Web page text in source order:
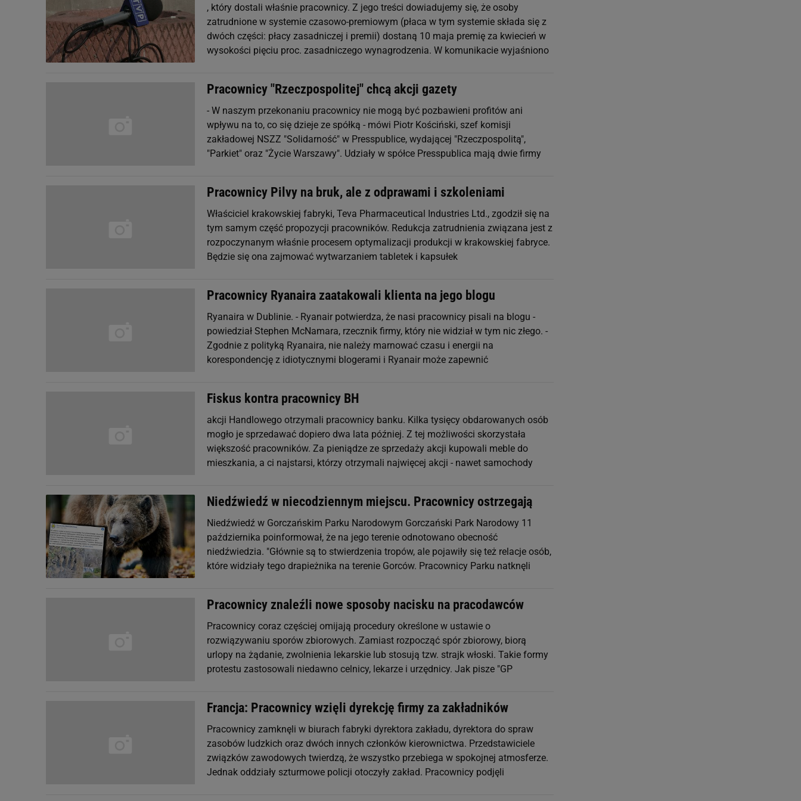
, który dostali właśnie pracownicy. Z jego treści dowiadujemy się, że osoby
zatrudnione w systemie czasowo-premiowym (płaca w tym systemie składa się z
dwóch części: płacy zasadniczej i premii) dostaną 10 maja premię za kwiecień w
wysokości pięciu proc. zasadniczego wynagrodzenia. W komunikacie wyjaśniono
Pracownicy "Rzeczpospolitej" chcą akcji gazety
- W naszym przekonaniu pracownicy nie mogą być pozbawieni profitów ani
wpływu na to, co się dzieje ze spółką - mówi Piotr Kościński, szef komisji
zakładowej NSZZ "Solidarność" w Presspublice, wydającej "Rzeczpospolitą",
"Parkiet" oraz "Życie Warszawy". Udziały w spółce Presspublica mają dwie firmy
Pracownicy Pilvy na bruk, ale z odprawami i szkoleniami
Właściciel krakowskiej fabryki, Teva Pharmaceutical Industries Ltd., zgodził się na
tym samym część propozycji pracowników. Redukcja zatrudnienia związana jest z
rozpoczynanym właśnie procesem optymalizacji produkcji w krakowskiej fabryce.
Będzie się ona zajmować wytwarzaniem tabletek i kapsułek
Pracownicy Ryanaira zaatakowali klienta na jego blogu
Ryanaira w Dublinie. - Ryanair potwierdza, że nasi pracownicy pisali na blogu -
powiedział Stephen McNamara, rzecznik firmy, który nie widział w tym nic złego. -
Zgodnie z polityką Ryanaira, nie należy marnować czasu i energii na
korespondencję z idiotycznymi blogerami i Ryanair może zapewnić
Fiskus kontra pracownicy BH
akcji Handlowego otrzymali pracownicy banku. Kilka tysięcy obdarowanych osób
mogło je sprzedawać dopiero dwa lata później. Z tej możliwości skorzystała
większość pracowników. Za pieniądze ze sprzedaży akcji kupowali meble do
mieszkania, a ci najstarsi, którzy otrzymali najwięcej akcji - nawet samochody
Niedźwiedź w niecodziennym miejscu. Pracownicy ostrzegają
Niedźwiedź w Gorczańskim Parku Narodowym Gorczański Park Narodowy 11
października poinformował, że na jego terenie odnotowano obecność
niedźwiedzia. "Głównie są to stwierdzenia tropów, ale pojawiły się też relacje osób,
które widziały tego drapieżnika na terenie Gorców. Pracownicy Parku natknęli
Pracownicy znaleźli nowe sposoby nacisku na pracodawców
Pracownicy coraz częściej omijają procedury określone w ustawie o
rozwiązywaniu sporów zbiorowych. Zamiast rozpocząć spór zbiorowy, biorą
urlopy na żądanie, zwolnienia lekarskie lub stosują tzw. strajk włoski. Takie formy
protestu zastosowali niedawno celnicy, lekarze i urzędnicy. Jak pisze "GP
Francja: Pracownicy wzięli dyrekcję firmy za zakładników
Pracownicy zamknęli w biurach fabryki dyrektora zakładu, dyrektora do spraw
zasobów ludzkich oraz dwóch innych członków kierownictwa. Przedstawiciele
związków zawodowych twierdzą, że wszystko przebiega w spokojnej atmosferze.
Jednak oddziały szturmowe policji otoczyły zakład. Pracownicy podjęli